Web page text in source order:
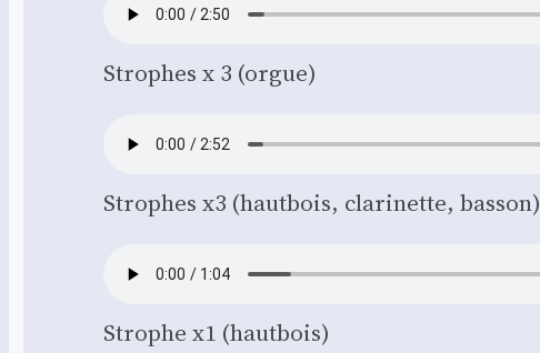
Strophes x 3 (orgue)
Strophes x3 (haut­bois, cla­ri­nette, bas­son)
Strophe x1 (haut­bois)